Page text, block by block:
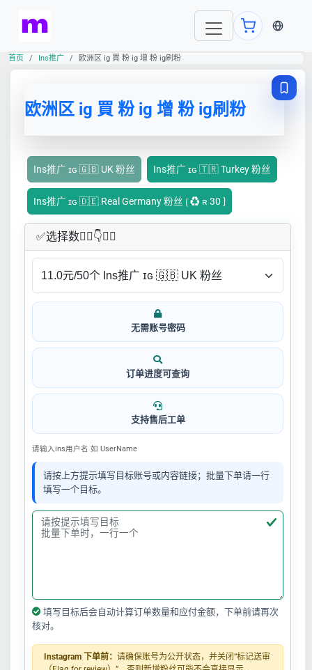
当前语
首页 Ins推广 欧洲区 ig 買 粉 ig 增 粉 ig刷粉
欧洲区 ig 買 粉 ig 增 粉 ig刷粉
Ins推广 ɪɢ 🇬🇧 UK 粉丝 Ins推广 ɪɢ 🇹🇷 Turkey 粉丝
Ins推广 ɪɢ 🇩🇪 Real Germany 粉丝 ⟮ ♻ ʀ 30 ⟯
✅​选择数👇🏻​​👇👇🏻​​
无需账号密码
订单进度可查询
支持售后工单
请输入ins用户名 如 UserName
请按上方提示填写目标账号或内容链接；批量下单请一行
填写一个目标。
填写目标后会自动计算订单数量和应付金额，下单前请再次
核对。
Instagram 下单前： 请确保账号为公开状态，并关闭“标记送审